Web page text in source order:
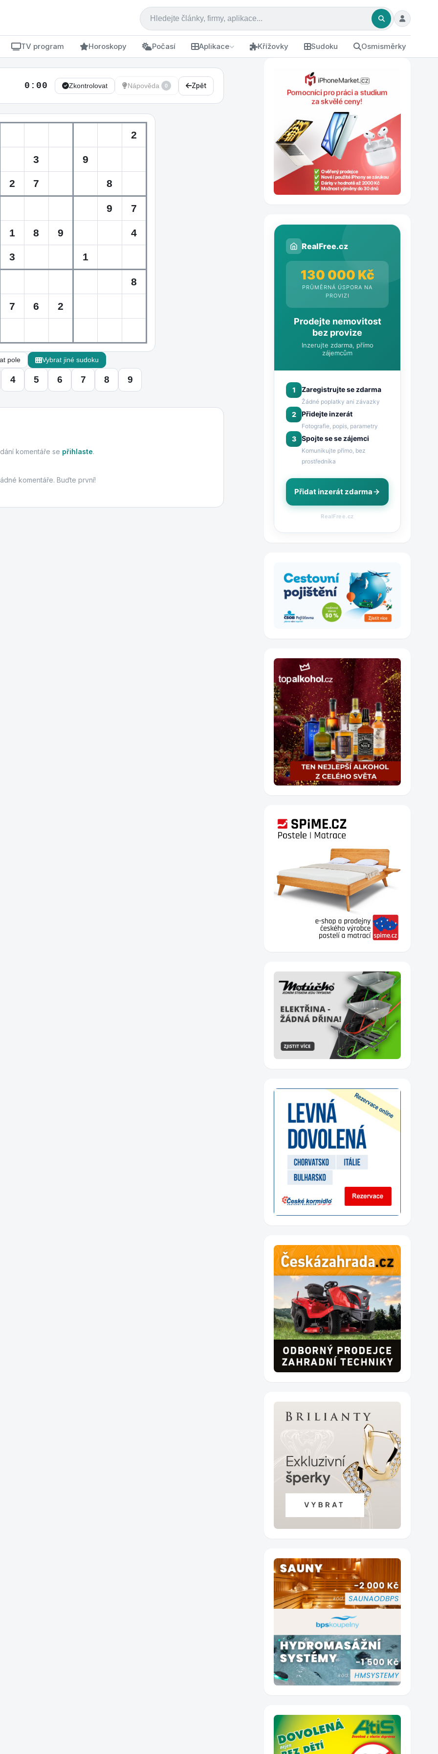
TV program Horoskopy Počasí Aplikace Křížovky Sudoku Osmisměrky
0:00 Zkontrolovat Nápověda 0 Zpět
pole Vybrat jiné sudoku
4 5 6 7 8 9
komentáře se přihlaste.
komentáře. Buďte první!
RealFree.cz
130 000 Kč
PRŮMĚRNÁ ÚSPORA NA
PROVIZI
Prodejte nemovitost
bez provize
Inzerujte zdarma, přímo
zájemcům
1 Zaregistrujte se zdarma
Žádné poplatky ani závazky
2 Přidejte inzerát
Fotografie, popis, parametry
3 Spojte se se zájemci
Komunikujte přímo, bez
prostředníka
Přidat inzerát zdarma
RealFree.cz